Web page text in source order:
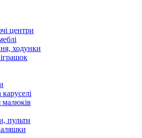
центри
ходунки
малюків
пульти